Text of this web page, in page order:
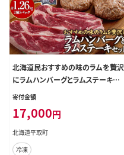
北海道民おすすめの味のラムを贅沢
にラムハンバーグとラムステーキ
に！！ BRTI011
寄付金額
17,000円
北海道平取町
冷凍